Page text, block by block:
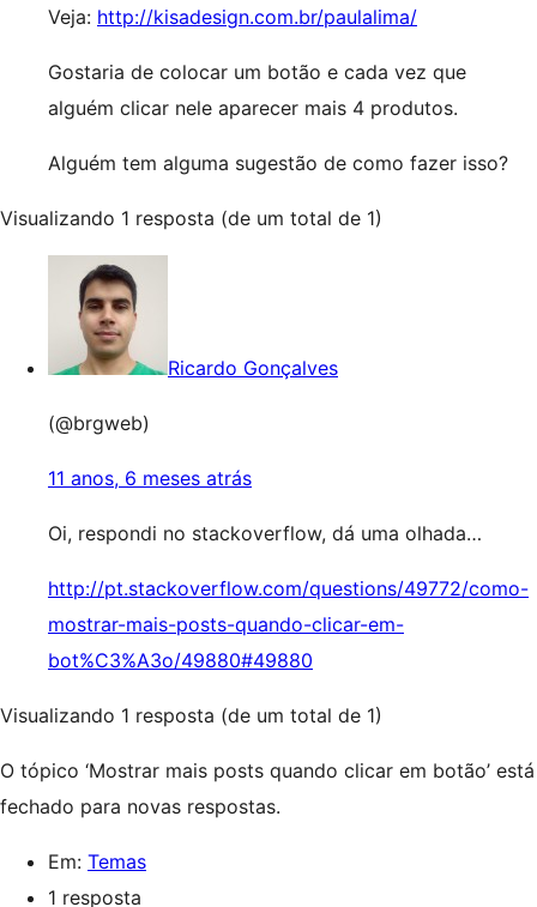
Veja: http://kisadesign.com.br/paulalima/
Gostaria de colocar um botão e cada vez que
alguém clicar nele aparecer mais 4 produtos.
Alguém tem alguma sugestão de como fazer isso?
Visualizando 1 resposta (de um total de 1)
Ricardo Gonçalves
(@brgweb)
11 anos, 6 meses atrás
Oi, respondi no stackoverflow, dá uma olhada…
http://pt.stackoverflow.com/questions/49772/como-
mostrar-mais-posts-quando-clicar-em-
bot%C3%A3o/49880#49880
Visualizando 1 resposta (de um total de 1)
O tópico ‘Mostrar mais posts quando clicar em botão’ está
fechado para novas respostas.
Em: Temas
1 resposta